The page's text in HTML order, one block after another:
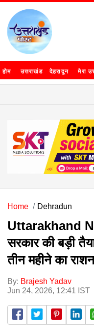
होम उत्तराखंड देहरादून मेरा
Home Dehradun
Uttarakhand
सरकार की बड़ी
तीन महीने का
By: Brajesh Yadav
Jun 24, 2026, 12:41 IST